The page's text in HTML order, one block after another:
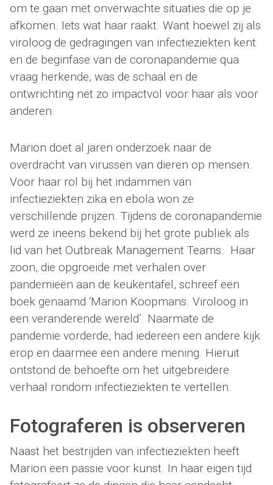
om te gaan met onverwachte situaties die op je
afkomen. Iets wat haar raakt. Want hoewel zij als
viroloog de gedragingen van infectieziekten kent
en de beginfase van de coronapandemie qua
vraag herkende, was de schaal en de
ontwrichting net zo impactvol voor haar als voor
anderen.
Marion doet al jaren onderzoek naar de
overdracht van virussen van dieren op mensen.
Voor haar rol bij het indammen van
infectieziekten zika en ebola won ze
verschillende prijzen. Tijdens de coronapandemie
werd ze ineens bekend bij het grote publiek als
lid van het Outbreak Management Teams. Haar
zoon, die opgroeide met verhalen over
pandemieën aan de keukentafel, schreef een
boek genaamd ‘Marion Koopmans. Viroloog in
een veranderende wereld’. Naarmate de
pandemie vorderde, had iedereen een andere kijk
erop en daarmee een andere mening. Hieruit
ontstond de behoefte om het uitgebreidere
verhaal rondom infectieziekten te vertellen.
Fotograferen is observeren
Naast het bestrijden van infectieziekten heeft
Marion een passie voor kunst. In haar eigen tijd